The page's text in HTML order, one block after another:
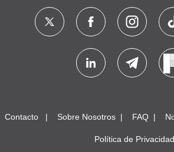
Contacto Sobre Nosotros FAQ
Política de Privacidad